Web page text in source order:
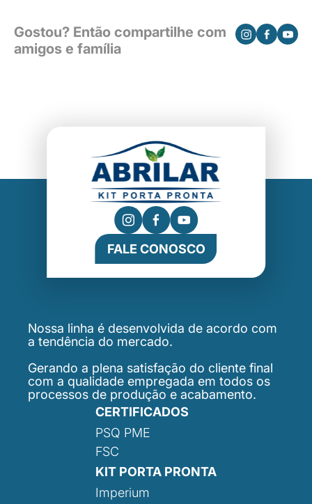
Gostou? Então compartilhe com
amigos e família
FALE CONOSCO
Nossa linha é desenvolvida de acordo com
a tendência do mercado.
Gerando a plena satisfação do cliente final
com a qualidade empregada em todos os
processos de produção e acabamento.
CERTIFICADOS
PSQ PME
FSC
KIT PORTA PRONTA
Imperium